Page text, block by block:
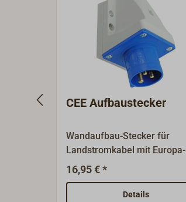
CEE Aufbaustecker
Wandaufbau-Stecker für
Landstromkabel mit Europa-
Stecker CEE/16A
16,95 € *
Details